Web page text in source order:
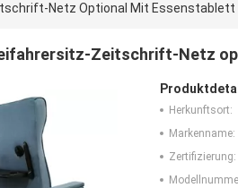
Netz Optional Mit Essenstablett
Zeitschrift-Netz
Herkunftsort:
Markenname:
Zertifizierung: